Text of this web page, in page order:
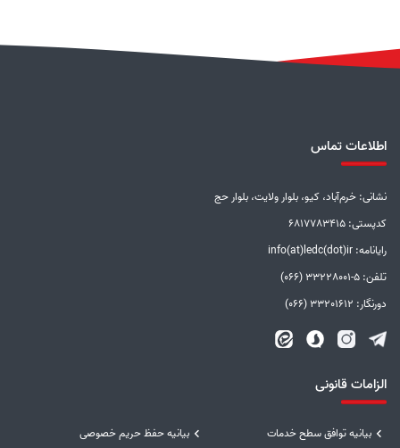
اطلاعات تماس
نشانی: خرم‌آباد، کیو، بلوار ولایت، بلوار حج
کدپستی: 6817783415
رایانامه: info(at)ledc(dot)ir
تلفن: 5-33228001 (066)
دورنگار: 33201612 (066)
الزامات قانونی
بیانیه توافق سطح خدمات
بیانیه حفظ حریم خصوصی